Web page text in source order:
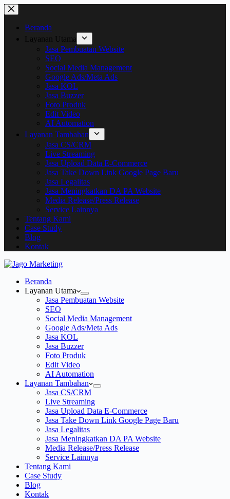
Skip
to
contentBeranda
Layanan Utama
Jasa Pembuatan Website
SEO
Social Media Management
Google Ads/Meta Ads
Jasa KOL
Jasa Buzzer
Foto Produk
Edit Video
AI Automation
Layanan Tambahan
Jasa CS/CRM
Live Streaming
Jasa Upload Data E-Commerce
Jasa Take Down Link Google Page Baru
Jasa Legalitas
Jasa Meningkatkan DA PA Website
Media Release/Press Release
Service Lainnya
Tentang Kami
Case Study
Blog
Kontak
Beranda
Layanan Utama
Jasa Pembuatan Website
SEO
Social Media Management
Google Ads/Meta Ads
Jasa KOL
Jasa Buzzer
Foto Produk
Edit Video
AI Automation
Layanan Tambahan
Jasa CS/CRM
Live Streaming
Jasa Upload Data E-Commerce
Jasa Take Down Link Google Page Baru
Jasa Legalitas
Jasa Meningkatkan DA PA Website
Media Release/Press Release
Service Lainnya
Tentang Kami
Case Study
Blog
Kontak